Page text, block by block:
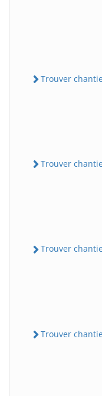
Trouver
Trouver
Trouver
Trouver